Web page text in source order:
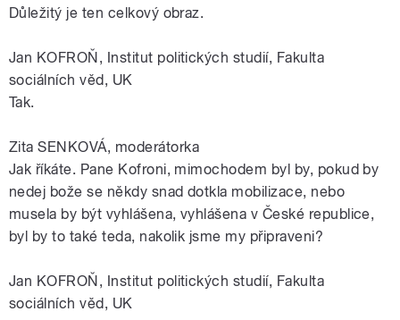
Důležitý je ten celkový obraz.
Jan KOFROŇ, Institut politických studií, Fakulta
sociálních věd, UK
Tak.
Zita SENKOVÁ, moderátorka
Jak říkáte. Pane Kofroni, mimochodem byl by, pokud by
nedej bože se někdy snad dotkla mobilizace, nebo
musela by být vyhlášena, vyhlášena v České republice,
byl by to také teda, nakolik jsme my připraveni?
Jan KOFROŇ, Institut politických studií, Fakulta
sociálních věd, UK